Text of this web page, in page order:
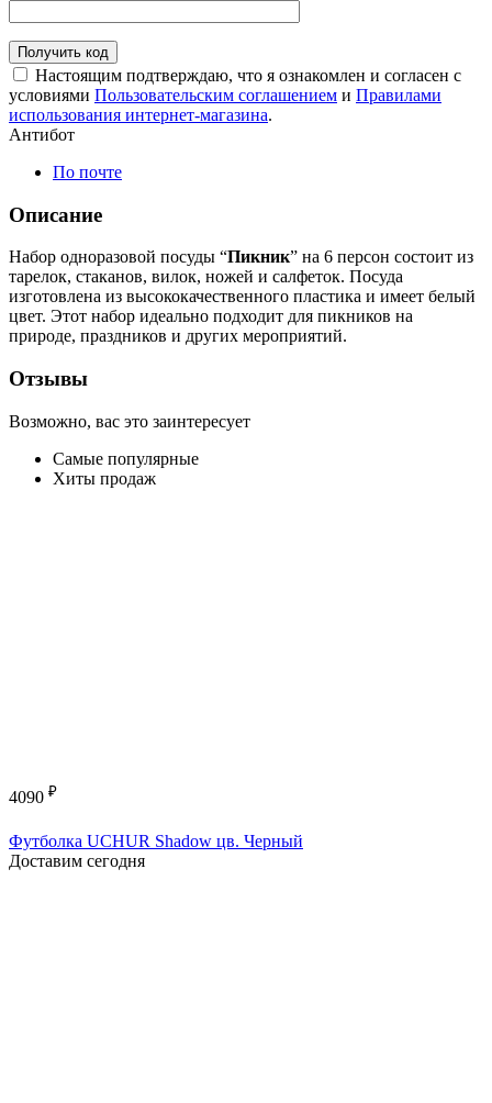
Получить код
Настоящим подтверждаю, что я ознакомлен и согласен с
условиями Пользовательским соглашением и Правилами
использования интернет-магазина.
Антибот
По почте
Описание
Набор одноразовой посуды “Пикник” на 6 персон состоит из
тарелок, стаканов, вилок, ножей и салфеток. Посуда
изготовлена из высококачественного пластика и имеет белый
цвет. Этот набор идеально подходит для пикников на
природе, праздников и других мероприятий.
Отзывы
Возможно, вас это заинтересует
Самые популярные
Хиты продаж
4090 ₽
Футболка UCHUR Shadow цв. Черный
Доставим сегодня